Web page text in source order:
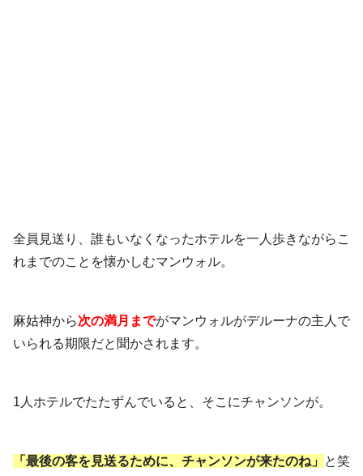
全員見送り、誰もいなくなったホテルを一人歩きながらこ
れまでのことを懐かしむマンウォル。
麻姑神から次の満月までがマンウォルがデルーナの主人で
いられる期限だと聞かされます。
1人ホテルでたたずんでいると、そこにチャンソンが。
「最後の客を見送るために、チャンソンが来たのね」 と笑